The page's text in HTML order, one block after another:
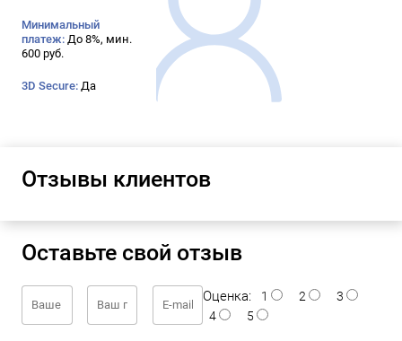
Минимальный
платеж: До 8%, мин.
600 руб.
3D Secure: Да
Отзывы клиентов
Оставьте свой отзыв
Оценка: 1 2
3
4
5